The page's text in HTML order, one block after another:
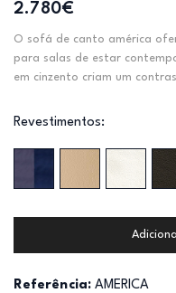
2.780€
O sofá de canto américa
para salas de estar
em cinzento criam um
Revestimentos:
Referência: AMERICA